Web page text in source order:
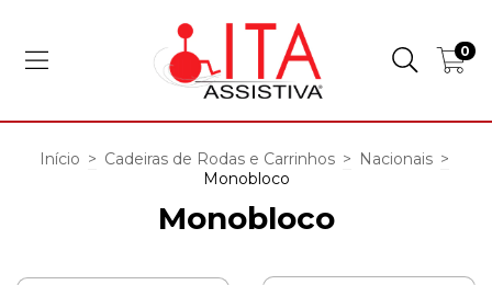
0
Início > Cadeiras de Rodas e Carrinhos > Nacionais >
Monobloco
Monobloco